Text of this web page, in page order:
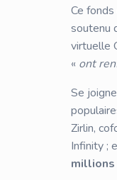
Ce
soutenu
virtuelle
« ont
Se
Zirlin,
Infinity ;